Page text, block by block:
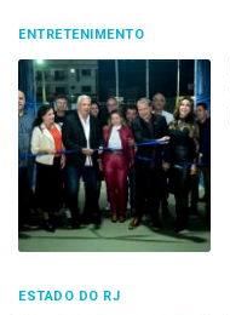
ENTRETENIMENTO
ESTADO DO RJ